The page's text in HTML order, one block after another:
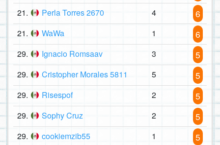
21. Perla Torres 2670 4 6
21. WaWa 1 6
29. Ignacio Romsaav 3 5
29. Cristopher Morales 5811 5 5
29. Risespof 2 5
29. Sophy Cruz 2 5
29. cookiemzib55 1 5